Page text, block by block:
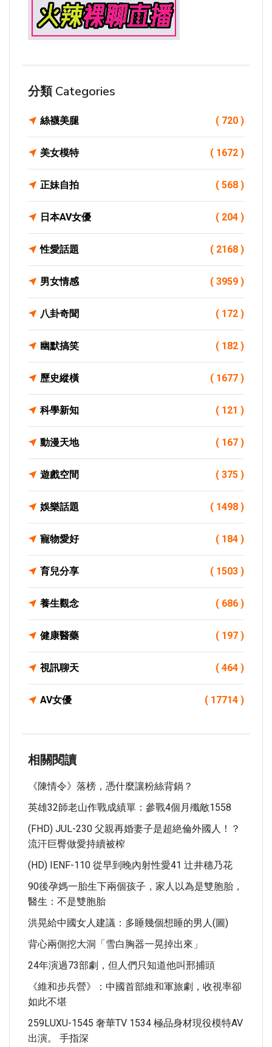
分類 Categories
絲襪美腿 ( 720 )
美女模特 ( 1672 )
正妹自拍 ( 568 )
日本AV女優 ( 204 )
性愛話題 ( 2168 )
男女情感 ( 3959 )
八卦奇聞 ( 172 )
幽默搞笑 ( 182 )
歷史縱橫 ( 1677 )
科學新知 ( 121 )
動漫天地 ( 167 )
遊戲空間 ( 375 )
娛樂話題 ( 1498 )
寵物愛好 ( 184 )
育兒分享 ( 1503 )
養生觀念 ( 686 )
健康醫藥 ( 197 )
視訊聊天 ( 464 )
AV女優 ( 17714 )
相關閱讀
《陳情令》落榜，憑什麼讓粉絲背鍋？
英雄32師老山作戰成績單：參戰4個月殲敵1558
(FHD) JUL-230 父親再婚妻子是超絶倫外國人！？
流汗巨臀做愛持續被榨
(HD) IENF-110 從早到晚內射性愛41 辻井穗乃花
90後孕媽一胎生下兩個孩子，家人以為是雙胞胎，
醫生：不是雙胞胎
洪晃給中國女人建議：多睡幾個想睡的男人(圖)
背心兩側挖大洞「雪白胸器一晃掉出來」
24年演過73部劇，但人們只知道他叫邢捕頭
《維和步兵營》：中國首部維和軍旅劇，收視率卻
如此不堪
259LUXU-1545 奢華TV 1534 極品身材現役模特AV
出演。 手指深